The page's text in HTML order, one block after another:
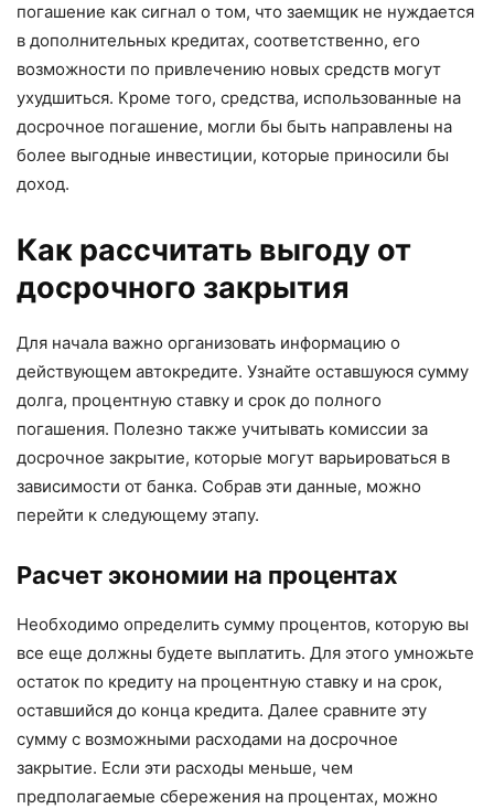
погашение как сигнал о том, что заемщик не нуждается
в дополнительных кредитах, соответственно, его
возможности по привлечению новых средств могут
ухудшиться. Кроме того, средства, использованные на
досрочное погашение, могли бы быть направлены на
более выгодные инвестиции, которые приносили бы
доход.
Как рассчитать выгоду от
досрочного закрытия
Для начала важно организовать информацию о
действующем автокредите. Узнайте оставшуюся сумму
долга, процентную ставку и срок до полного
погашения. Полезно также учитывать комиссии за
досрочное закрытие, которые могут варьироваться в
зависимости от банка. Собрав эти данные, можно
перейти к следующему этапу.
Расчет экономии на процентах
Необходимо определить сумму процентов, которую вы
все еще должны будете выплатить. Для этого умножьте
остаток по кредиту на процентную ставку и на срок,
оставшийся до конца кредита. Далее сравните эту
сумму с возможными расходами на досрочное
закрытие. Если эти расходы меньше, чем
предполагаемые сбережения на процентах, можно